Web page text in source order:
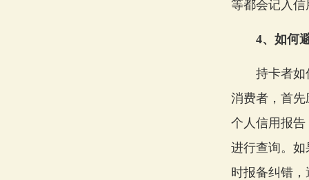
等都会记入信
4、如何
持卡者如何
消费者，首
个人信用报
进行查询。
时报备纠错